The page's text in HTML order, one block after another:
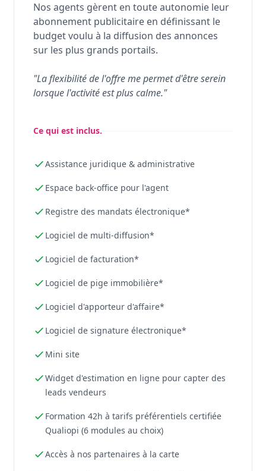
Nos agents gèrent en toute autonomie leur
abonnement publicitaire en définissant le
budget voulu à la diffusion des annonces
sur les plus grands portails.
"La flexibilité de l'offre me permet d'être serein
lorsque l'activité est plus calme."
Ce qui est inclus.
Assistance juridique & administrative
Espace back-office pour l'agent
Registre des mandats électronique*
Logiciel de multi-diffusion*
Logiciel de facturation*
Logiciel de pige immobilière*
Logiciel d'apporteur d'affaire*
Logiciel de signature électronique*
Mini site
Widget d'estimation en ligne pour capter des
leads vendeurs
Formation 42h à tarifs préférentiels certifiée
Qualiopi (6 modules au choix)
Accès à nos partenaires à la carte